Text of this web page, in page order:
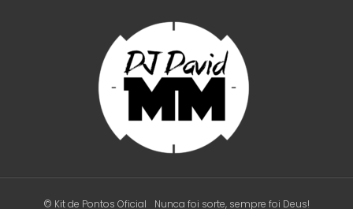
© Kit de Pontos Oficial Nunca foi sorte, sempre foi Deus!